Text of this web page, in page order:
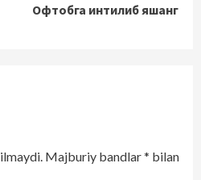
Офтобга интилиб яшанг
Majburiy bandlar* bilan